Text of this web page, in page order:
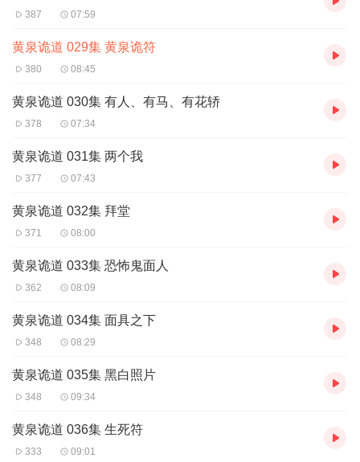
387 07:59
黄泉诡道 029集 黄泉诡符
380 08:45
黄泉诡道 030集 有人、有马、有花轿
378 07:34
黄泉诡道 031集 两个我
377 07:43
黄泉诡道 032集 拜堂
371 08:00
黄泉诡道 033集 恐怖鬼面人
362 08:09
黄泉诡道 034集 面具之下
348 08:29
黄泉诡道 035集 黑白照片
348 09:34
黄泉诡道 036集 生死符
333 09:01